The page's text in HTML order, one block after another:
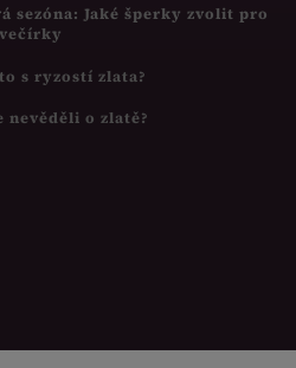
sezóna: Jaké šperky zvolit pro
s ryzostí zlata?
nevěděli o zlatě?